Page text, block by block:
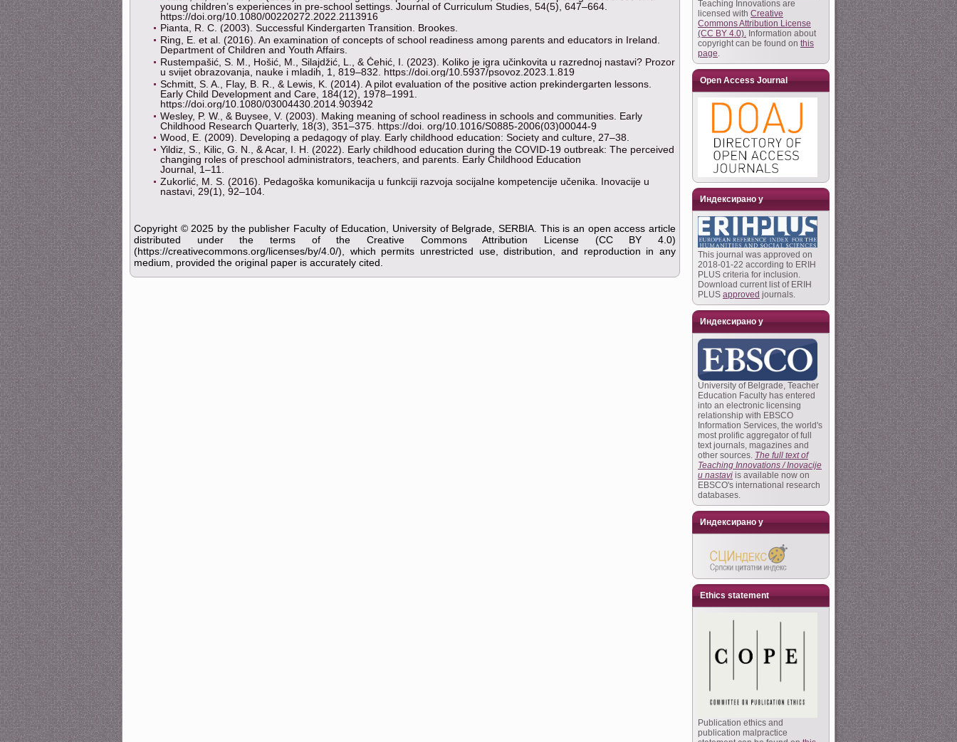
young children’s experiences in pre-school settings. Journal of Curriculum Studies, 54(5), 647–664.
https://doi.org/10.1080/00220272.2022.2113916
Pianta, R. C. (2003). Successful Kindergarten Transition. Brookes.
Ring, E. et al. (2016). An examination of concepts of school readiness among parents and educators in Ireland.
Department of Children and Youth Affairs.
Rustempašić, S. M., Hošić, M., Silajdžić, L., & Čehić, I. (2023). Koliko je igra učinkovita u razrednoj nastavi? Prozor
u svijet obrazovanja, nauke i mladih, 1, 819–832. https://doi.org/10.5937/psovoz.2023.1.819
Schmitt, S. A., Flay, B. R., & Lewis, K. (2014). A pilot evaluation of the positive action prekindergarten lessons.
Early Child Development and Care, 184(12), 1978–1991.
https://doi.org/10.1080/03004430.2014.903942
Wesley, P. W., & Buysee, V. (2003). Making meaning of school readiness in schools and communities. Early
Childhood Research Quarterly, 18(3), 351–375. https://doi. org/10.1016/S0885-2006(03)00044-9
Wood, E. (2009). Developing a pedagogy of play. Early childhood education: Society and culture, 27–38.
Yildiz, S., Kilic, G. N., & Acar, I. H. (2022). Early childhood education during the COVID-19 outbreak: The perceived
changing roles of preschool administrators, teachers, and parents. Early Childhood Education
Journal, 1–11.
Zukorlić, M. S. (2016). Pedagoška komunikacija u funkciji razvoja socijalne kompetencije učenika. Inovacije u
nastavi, 29(1), 92–104.
Copyright © 2025 by the publisher Faculty of Education, University of Belgrade, SERBIA. This is an open access article
distributed under the terms of the Creative Commons Attribution License (CC BY 4.0)
(https://creativecommons.org/licenses/by/4.0/), which permits unrestricted use, distribution, and reproduction in any
medium, provided the original paper is accurately cited.
Teaching Innovations are
licensed with Creative
Commons Attribution License
(CC BY 4.0). Information about
copyright can be found on this
page.
Open Access Journal
Индексирано у
This journal was approved on
2018-01-22 according to ERIH
PLUS criteria for inclusion.
Download current list of ERIH
PLUS approved journals.
Индексирано у
University of Belgrade, Teacher
Education Faculty has entered
into an electronic licensing
relationship with EBSCO
Information Services, the world's
most prolific aggregator of full
text journals, magazines and
other sources. The full text of
Teaching Innovations / Inovacije
u nastavi is available now on
EBSCO's international research
databases.
Индексирано у
Ethics statement
Publication ethics and
publication malpractice